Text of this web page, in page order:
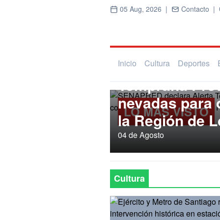
05 Aug, 2026 | Contacto |
Inicio Cultura Deportes
LO MÁS VISTO
SENAPRED
Temprana
nevadas para
la Región de
04 de Agosto
Cultura